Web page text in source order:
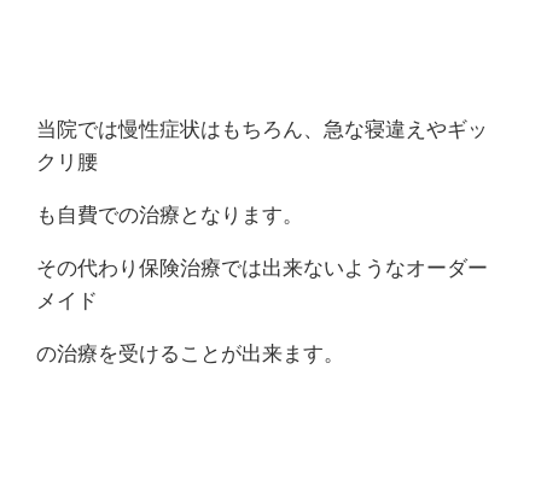
当院では慢性症状はもちろん、急な寝違えやギッ
クリ腰
も自費での治療となります。
その代わり保険治療では出来ないようなオーダー
メイド
の治療を受けることが出来ます。